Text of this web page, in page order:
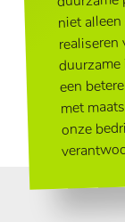
niet
een
met
onze